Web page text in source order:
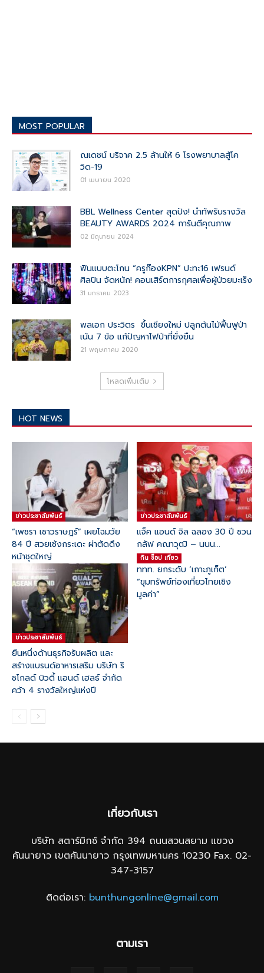
MOST POPULAR
ณเดชน์ บริจาค 2.5 ล้านให้ 6 โรงพยาบาลสู้โค
วิด-19
01 เมษายน 2020
BBL Wellness Center สุดปัง! นำทัพรับรางวัล
BEAUTY AWARDS 2024 การันตีคุณภาพ
02 มิถุนายน 2024
ฟินแบบตะโกน “ครูก๊องKPN” ปะทะ16 เฟรนด์
ศิลปิน จัดหนัก! คอนเสิร์ตการกุศลเพื่อผู้ป่วยมะเร็ง
31 มกราคม 2023
พลเอก ประวิตร ขึ้นเชียงใหม่ ปลูกต้นไม้ฟื้นฟูป่า
เน้น 7 ข้อ แก้ปัญหาไฟป่าที่ยั่งยืน
21 พฤษภาคม 2020
โหลดเพิ่มเติม
HOT NEWS
ข่าวประชาสัมพันธ์
“เพชรา เชาวราษฎร์” เผยโฉมวัย
84 ปี สวยเช้งกระเดะ ผ่าตัดดึง
หน้าชุดใหญ่
ข่าวประชาสัมพันธ์
แจ็ค แอนด์ จิล ฉลอง 30 ปี ชวน
กลัฟ คณาวุฒิ – นนน...
ข่าวประชาสัมพันธ์
ยืนหนึ่งด้านธุรกิจรับผลิต และ
สร้างแบรนด์อาหารเสริม บริษัท ริ
ชโกลด์ บิวตี้ แอนด์ เฮลธ์ จำกัด
คว้า 4 รางวัลใหญ่แห่งปี
กิน ช๊อป เที่ยว
ททท. ยกระดับ ‘เกาะภูเก็ต’
“ขุมทรัพย์ท่องเที่ยวไทยเชิง
มูลค่า”
เกี่ยวกับเรา
บริษัท สตาร์มิกซ์ จำกัด 394 ถนนสวนสยาม แขวง
คันนายาว เขตคันนายาว กรุงเทพมหานคร 10230 Fax. 02-
347-3157
ติดต่อเรา: bunthungonline@gmail.com
ตามเรา